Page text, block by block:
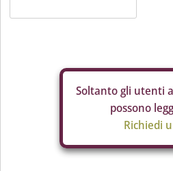
Soltanto gli utenti
possono
Richiedi